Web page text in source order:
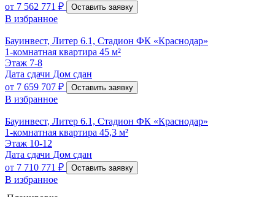
от 7 562 771 ₽ Оставить заявку
В избранное
Бауинвест, Литер 6.1, Стадион ФК «Краснодар»
1-комнатная квартира 45 м²
Этаж 7-8
Дата сдачи Дом сдан
от 7 659 707 ₽ Оставить заявку
В избранное
Бауинвест, Литер 6.1, Стадион ФК «Краснодар»
1-комнатная квартира 45,3 м²
Этаж 10-12
Дата сдачи Дом сдан
от 7 710 771 ₽ Оставить заявку
В избранное